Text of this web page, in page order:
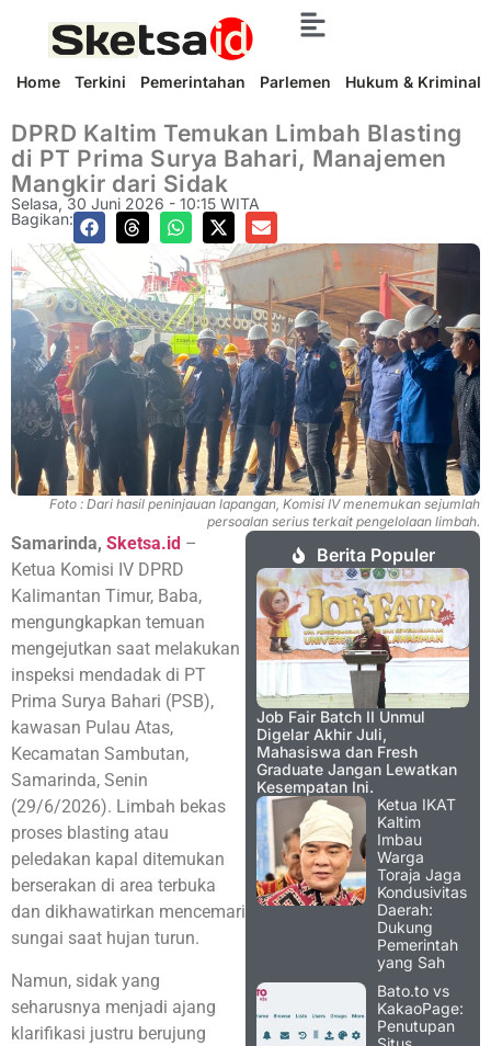
Home Terkini Pemerintahan Parlemen Hukum & Kriminal
DPRD Kaltim Temukan Limbah Blasting
di PT Prima Surya Bahari, Manajemen
Mangkir dari Sidak
Selasa, 30 Juni 2026 - 10:15 WITA
Bagikan:
Foto : Dari hasil peninjauan lapangan, Komisi IV menemukan sejumlah
persoalan serius terkait pengelolaan limbah.
Samarinda, Sketsa.id –
Ketua Komisi IV DPRD
Kalimantan Timur, Baba,
mengungkapkan temuan
mengejutkan saat melakukan
inspeksi mendadak di PT
Prima Surya Bahari (PSB),
kawasan Pulau Atas,
Kecamatan Sambutan,
Samarinda, Senin
(29/6/2026). Limbah bekas
proses blasting atau
peledakan kapal ditemukan
berserakan di area terbuka
dan dikhawatirkan mencemari
sungai saat hujan turun.
Namun, sidak yang
seharusnya menjadi ajang
klarifikasi justru berujung
Berita Populer
Job Fair Batch II Unmul
Digelar Akhir Juli,
Mahasiswa dan Fresh
Graduate Jangan Lewatkan
Kesempatan Ini.
Ketua IKAT
Kaltim
Imbau
Warga
Toraja Jaga
Kondusivitas
Daerah:
Dukung
Pemerintah
yang Sah
Bato.to vs
KakaoPage:
Penutupan